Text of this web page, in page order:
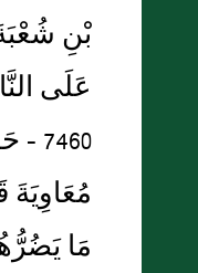
بْنِ
عَلَى
مَا